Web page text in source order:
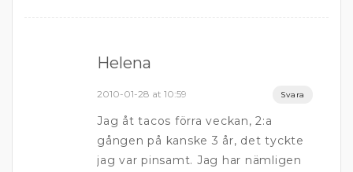
Helena
2010-01-28 at 10:59 Svara
Jag åt tacos förra veckan, 2:a
gången på kanske 3 år, det tyckte
jag var pinsamt. Jag har nämligen